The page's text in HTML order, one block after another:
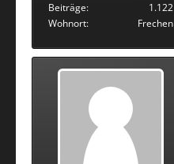
Beiträge
1.122
Wohnort
Frechen